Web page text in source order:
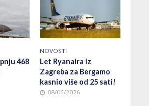
468
NOVOSTI
Let Ryanaira iz
Zagreba za Bergamo
kasnio više od 25 sati!
08/06/2026